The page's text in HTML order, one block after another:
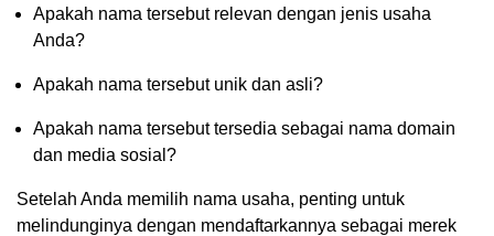
Apakah nama tersebut relevan dengan jenis usaha
Anda?
Apakah nama tersebut unik dan asli?
Apakah nama tersebut tersedia sebagai nama domain
dan media sosial?
Setelah Anda memilih nama usaha, penting untuk
melindunginya dengan mendaftarkannya sebagai merek